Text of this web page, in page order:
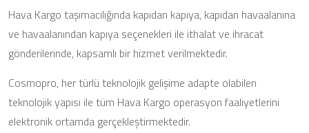
Hava Kargo taşımacılığında kapıdan kapıya, kapıdan havaalanına
ve havaalanından kapıya seçenekleri ile ithalat ve ihracat
gönderilerinde, kapsamlı bir hizmet verilmektedir.
Cosmopro, her türlü teknolojik gelişime adapte olabilen
teknolojik yapısı ile tüm Hava Kargo operasyon faaliyetlerini
elektronik ortamda gerçekleştirmektedir.